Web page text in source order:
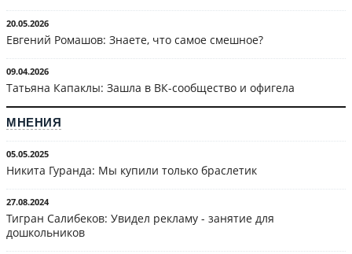
20.05.2026
Евгений Ромашов: Знаете, что самое смешное?
09.04.2026
Татьяна Капаклы: Зашла в ВК-сообщество и офигела
МНЕНИЯ
05.05.2025
Никита Гуранда: Мы купили только браслетик
27.08.2024
Тигран Салибеков: Увидел рекламу - занятие для
дошкольников